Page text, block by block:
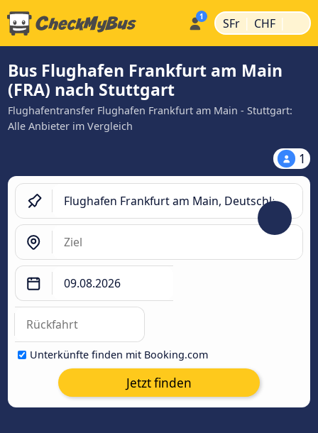
SFr | CHF |
Bus Flughafen Frankfurt am Main
(FRA) nach Stuttgart
Flughafentransfer Flughafen Frankfurt am Main - Stuttgart:
Alle Anbieter im Vergleich
1
Unterkünfte finden mit Booking.com
Jetzt finden